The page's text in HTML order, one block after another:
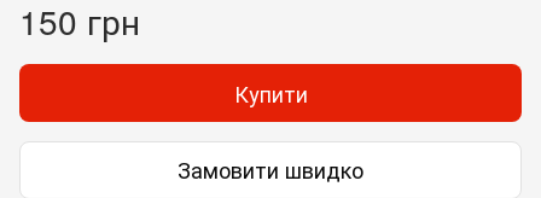
150 грн
Купити
Замовити швидко